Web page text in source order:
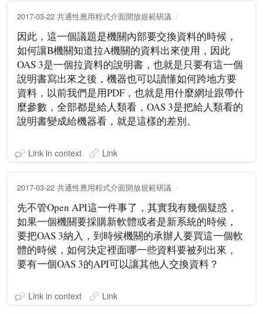
2017-03-22 共通性應用程式介面開放規範研議
因此，這一個議題是機關內部要交換資料的時候，
如何讓B機關知道拉A機關的資料出來使用，因此
OAS 3是一個拉資料的說明書，也就是只要有這一個
說明書寫出來之後，機器也可以讀懂如何跨地方要
資料，以前我們是用PDF，也就是用什麼網址跟帶什
麼參數，全部都是給人類看，OAS 3是把給人類看的
說明書變成給機器看，就是這樣的差別。
Link in context Link
2017-03-22 共通性應用程式介面開放規範研議
先不管Open API這一件事了，其實我有幾個疑惑，
如果一個機關要採購新軟體或者是新系統的時候，
要把OAS 3納入，到時候機關的承辦人要買這一個軟
體的時候，如何決定裡面哪一些資料要被列出來，
要有一個OAS 3的API可以讓其他人交換資料？
Link in context Link